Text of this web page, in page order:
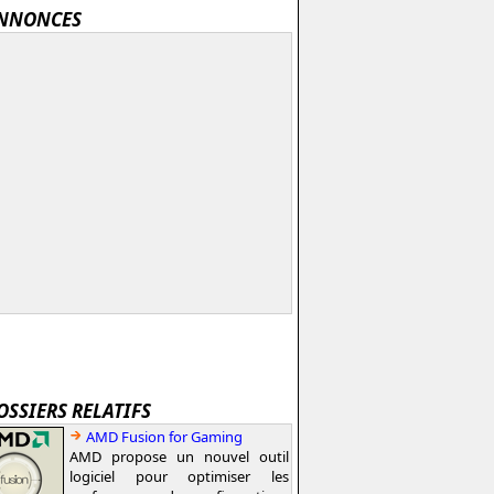
RELATIFS
AMD Fusion for Gaming
AMD propose un nouvel outil
logiciel pour optimiser les